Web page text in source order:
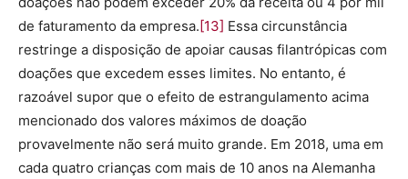
de faturamento da empresa.[13] Essa circunstância
restringe a disposição de apoiar causas filantrópicas com
doações que excedem esses limites. No entanto, é
razoável supor que o efeito de estrangulamento acima
mencionado dos valores máximos de doação
provavelmente não será muito grande. Em 2018, uma em
cada quatro crianças com mais de 10 anos na Alemanha